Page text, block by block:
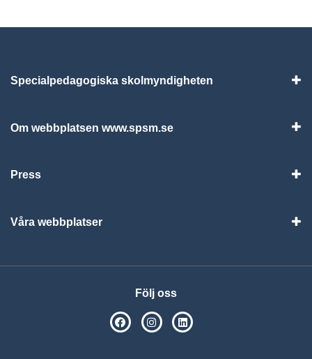
Specialpedagogiska skolmyndigheten
Om webbplatsen www.spsm.se
Press
Våra webbplatser
Följ oss
SPSM på Facebook
SPSM på Instagram